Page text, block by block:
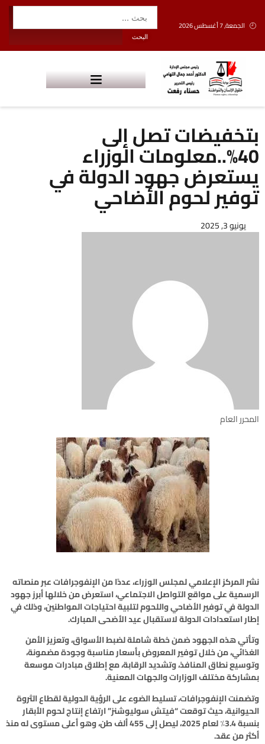
الجمعة, 7 أغسطس 2026
بتخفيضات تصل إلى
40%..معلومات الوزراء
يستعرض جهود الدولة في
توفير لحوم الأضاحي
يونيو 3, 2025
المحرر العام
نشر المركز الإعلامي لمجلس الوزراء، عددًا من الإنفوجرافات عبر منصاته
الرسمية على مواقع التواصل الاجتماعي، استعرض من خلالها أبرز جهود
الدولة في توفير الأضاحي واللحوم لتلبية احتياجات المواطنين، وذلك في
إطار استعدادات الدولة لاستقبال عيد الأضحى المبارك.
وتأتي هذه الجهود ضمن خطة شاملة لضبط الأسواق، وتعزيز الأمن
الغذائي، من خلال توفير المعروض بأسعار مناسبة وجودة مضمونة،
وتوسيع نطاق المنافذ، وتشديد الرقابة، مع إطلاق مبادرات موسعة
بمشاركة مختلف الوزارات والجهات المعنية.
وتضمنت الإنفوجرافات، تسليط الضوء على الرؤية الدولية لقطاع الثروة
الحيوانية، حيث توقعت “فيتش سوليوشنز” ارتفاع إنتاج لحوم الأبقار
بنسبة 3.4٪ لعام 2025، ليصل إلى 455 ألف طن، وهو أعلى مستوى له منذ
أكثر من عقد.